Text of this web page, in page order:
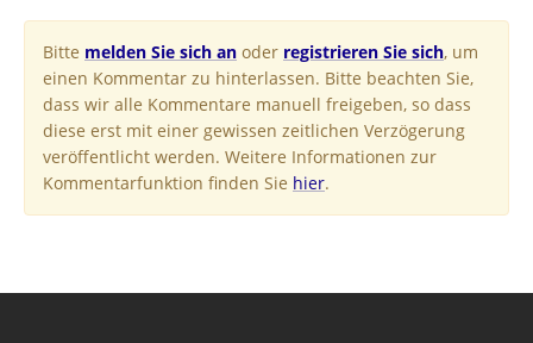
Bitte melden Sie sich an oder registrieren Sie sich, um
einen Kommentar zu hinterlassen. Bitte beachten Sie,
dass wir alle Kommentare manuell freigeben, so dass
diese erst mit einer gewissen zeitlichen Verzögerung
veröffentlicht werden. Weitere Informationen zur
Kommentarfunktion finden Sie hier.